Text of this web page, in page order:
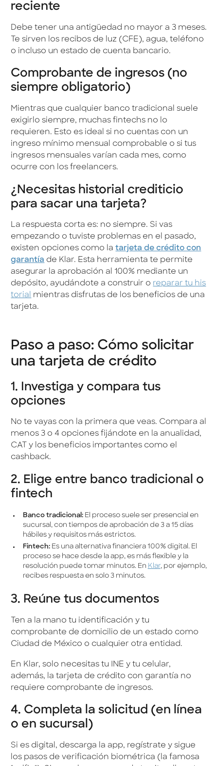
reciente
Debe tener una antigüedad no mayor a 3 meses.
Te sirven los recibos de luz (CFE), agua, teléfono
o incluso un estado de cuenta bancario.
Comprobante de ingresos (no
siempre obligatorio)
Mientras que cualquier banco tradicional suele
exigirlo siempre, muchas fintechs no lo
requieren. Esto es ideal si no cuentas con un
ingreso mínimo mensual comprobable o si tus
ingresos mensuales varían cada mes, como
ocurre con los freelancers.
¿Necesitas historial crediticio
para sacar una tarjeta?
La respuesta corta es: no siempre. Si vas
empezando o tuviste problemas en el pasado,
existen opciones como latarjeta de crédito con
garantía de Klar. Esta herramienta te permite
asegurar la aprobación al 100% mediante un
depósito, ayudándote a construir o reparar tu his
torial mientras disfrutas de los beneficios de una
tarjeta.
Paso a paso: Cómo solicitar
una tarjeta de crédito
1. Investiga y compara tus
opciones
No te vayas con la primera que veas. Compara al
menos 3 o 4 opciones fijándote en la anualidad,
CAT y los beneficios importantes como el
cashback.
2. Elige entre banco tradicional o
fintech
Banco tradicional:El proceso suele ser presencial en
sucursal, con tiempos de aprobación de 3 a 15 días
hábiles y requisitos más estrictos.
Fintech:Es una alternativa financiera 100% digital. El
proceso se hace desde la app, es más flexible y la
resolución puede tomar minutos. En Klar, por ejemplo,
recibes respuesta en solo 3 minutos.
3. Reúne tus documentos
Ten a la mano tu identificación y tu
comprobante de domicilio de un estado como
Ciudad de México o cualquier otra entidad.
En Klar, solo necesitas tu INE y tu celular,
además, la tarjeta de crédito con garantía no
requiere comprobante de ingresos.
4. Completa la solicitud (en línea
o en sucursal)
Si es digital, descarga la app, regístrate y sigue
los pasos de verificación biométrica (la famosa